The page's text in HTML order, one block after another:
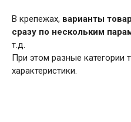
В крепежах, варианты
сразу по нескольким
т.д.
При этом разные категории
характеристики.